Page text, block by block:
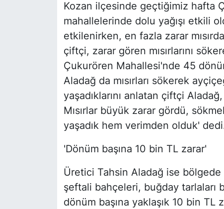
Kozan ilçesinde geçtiğimiz hafta
mahallelerinde dolu yağışı etkili
etkilenirken, en fazla zarar
çiftçi, zarar gören mısırlarını
Çukurören Mahallesi'nde 45
Aladağ da mısırları sökerek
yaşadıklarını anlatan çiftçi
Mısırlar büyük zarar gördü,
yaşadık hem verimden olduk'
'Dönüm başına 10 bin TL zarar'
Üretici Tahsin Aladağ ise
şeftali bahçeleri, buğday tarlaları
dönüm başına yaklaşık 10 bin